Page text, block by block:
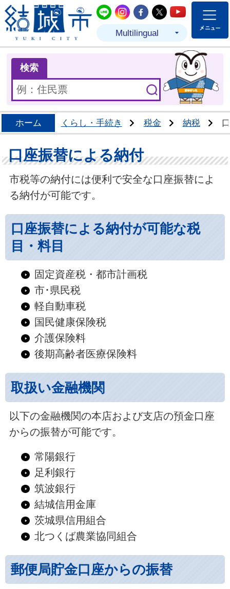
結城市公式LINE
結城市公式Instagram
結城市公式
結城市公式
結城市
Multilingual
検索
ホーム くらし・手続き 税金 納税
口座振替による納付
市税等の納付には便利で安全な口座振替によ
る納付が可能です。
口座振替による納付が可能な税
目・料目
固定資産税・都市計画税
市･県民税
軽自動車税
国民健康保険税
介護保険料
後期高齢者医療保険料
取扱い金融機関
以下の金融機関の本店および支店の預金口座
からの振替が可能です。
常陽銀行
足利銀行
筑波銀行
結城信用金庫
茨城県信用組合
北つくば農業協同組合
郵便局貯金口座からの振替